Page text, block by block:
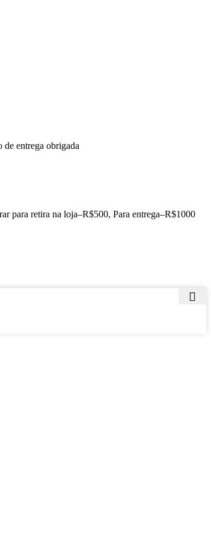
entrega obrigada
para retira na loja–R$500, Para entrega–R$1000